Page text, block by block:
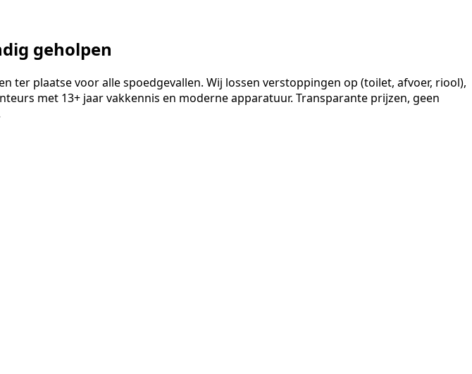
geholpen
plaatse voor alle spoedgevallen. Wij lossen verstoppingen op (toilet, afvoer, riool),
met 13+ jaar vakkennis en moderne apparatuur. Transparante prijzen, geen